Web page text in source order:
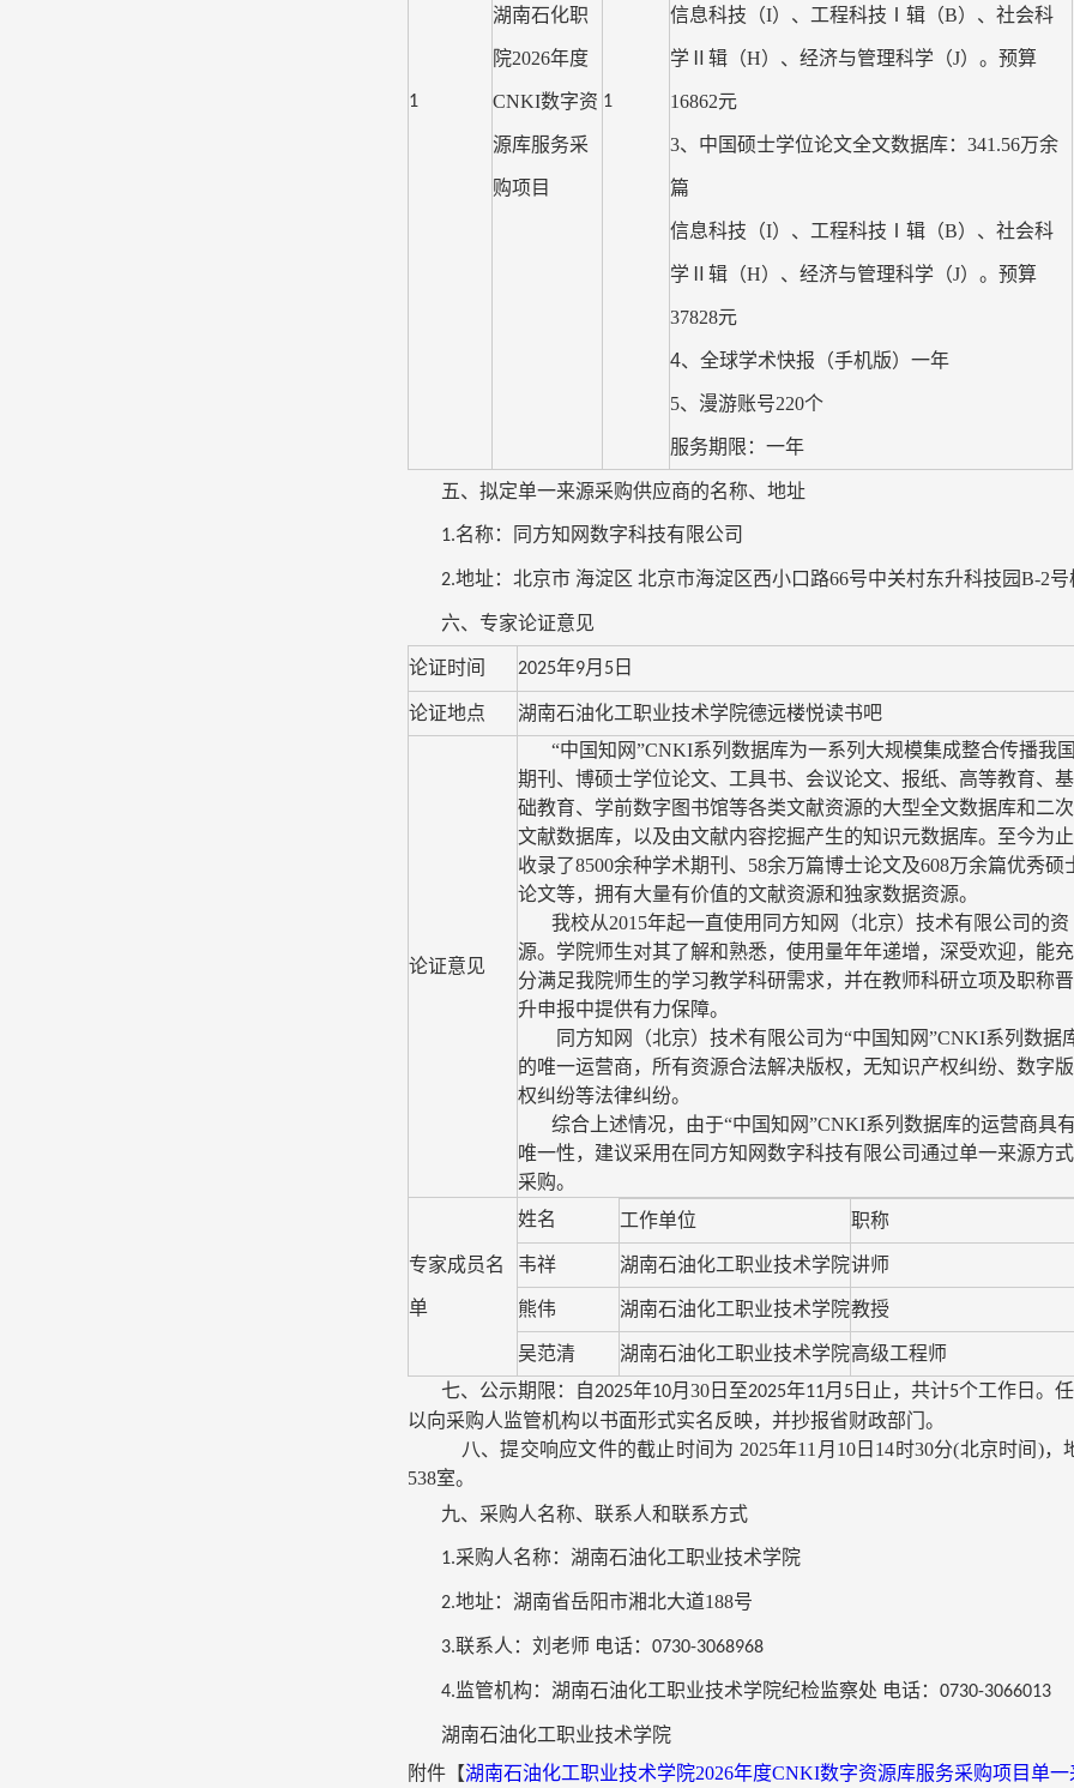
1
湖南石化职
院2026年度
CNKI数字资
源库服务采
购项目
1
信息科技（I）、工程科技Ⅰ辑（B）、社会科
学Ⅱ辑（H）、经济与管理科学（J）。预算
16862元
3、中国硕士学位论文全文数据库： 341.56万余
篇
信息科技（I）、工程科技Ⅰ辑（B）、社会科
学Ⅱ辑（H）、经济与管理科学（J）。预算
37828元
4、 全球学术快报（手机版）一年
5、漫游账号220个
服务期限：一年
五、拟定单一来源采购供应商的名称、地址
1.名称：同方知网数字科技有限公司
2.地址：北京市 海淀区 北京市海淀区西小口路66号中关村东升科技园B-2号
六、专家论证意见
论证时间 2025年9月 5 日
论证地点 湖南石油化工职业技术学院德远楼悦读书吧
论证意见
“中国知网”CNKI系列数据库为一系列大规模集成整合传播我
期刊、博硕士学位论文、工具书、会议论文、报纸、高等教育、基
础教育、学前数字图书馆等各类文献资源的大型全文数据库和二次
文献数据库，以及由文献内容挖掘产生的知识元数据库。至今为止
收录了8500余种学术期刊、 58余万篇博士论文及608万余篇优秀硕
论文等，拥有大量有价值的文献资源和独家数据资源。
我校从2015年起一直使用同方知网（北京）技术有限公司的资
源。学院师生对其了解和熟悉，使用量年年递增，深受欢迎，能充
分满足我院师生的学习教学科研需求，并在教师科研立项及职称晋
升申报中提供有力保障。
同方知网（北京）技术有限公司为“中国知网”CNKI系列数据
的唯一运营商，所有资源合法解决版权，无知识产权纠纷、数字版
权纠纷等法律纠纷。
综合上述情况，由于“中国知网”CNKI系列数据库的运营商具
唯一性，建议采用在同方知网数字科技有限公司通过单一来源方式
采购。
专家成员名
单
姓名 工作单位 职称
韦祥 湖南石油化工职业技术学院讲师
熊伟 湖南石油化工职业技术学院教授
吴范清 湖南石油化工职业技术学院高级工程师
七、公示期限：自2025年10月 30 日至2025年11月 5 日止，共计5个工作 日。
以向采购人监管机构以书面形式实名反映，并抄报省财政部门。
八、提交响应文件的截止时间为 2025年11月10日14时30分(北京时间)
538室。
九、采购人名称、联系人和联系方式
1.采购人名称：湖南石油化工职业技术学院
2.地址：湖南省岳阳市湘北大道188号
3.联系人：刘老师 电话： 0730-3068968
4.监管机构：湖南石油化工职业技术学院纪检监察处 电话： 0730-3066013
湖南石油化工职业技术学院
附件【湖南石油化工职业技术学院2026年度CNKI数字资源库服务采购项目单一